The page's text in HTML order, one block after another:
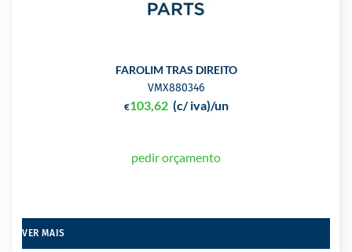
FAROLIM TRAS DIREITO
VMX880346
€103,62 (c/ iva)/un
pedir orçamento
VER MAIS